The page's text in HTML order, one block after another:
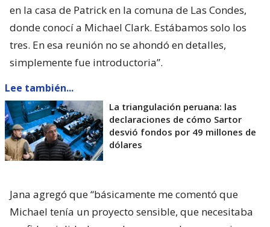
en la casa de Patrick en la comuna de Las Condes,
donde conocí a Michael Clark. Estábamos solo los
tres. En esa reunión no se ahondó en detalles,
simplemente fue introductoria”.
Lee también...
La triangulación peruana: las
declaraciones de cómo Sartor
desvió fondos por 49 millones de
dólares
Jana agregó que “básicamente me comentó que
Michael tenía un proyecto sensible, que necesitaba